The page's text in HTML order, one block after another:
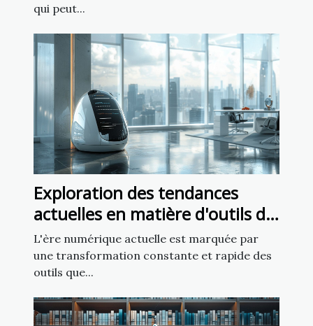
qui peut...
Exploration des tendances
actuelles en matière d'outils de
création de sites web
L'ère numérique actuelle est marquée par
une transformation constante et rapide des
outils que...